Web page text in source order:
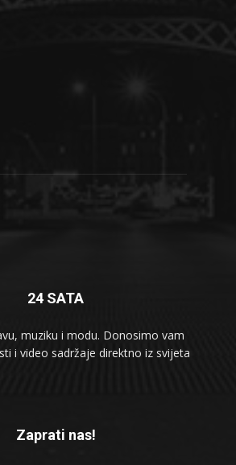
24 SATA
muziku i modu. Donosimo vam
i video sadržaje direktno iz svijeta
Zaprati nas!